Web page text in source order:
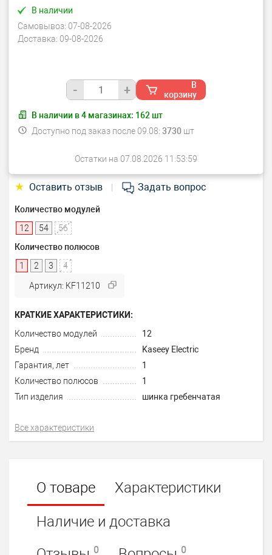
В наличии
Самовывоз: 07-08-2026
Доставка: 09-08-2026
- +
В
корзину
В наличии в4 магазинах: 162 шт
Доступно под заказ после 09.08: 3730шт
Остатки на 07.08.2026 11:53:59
★ Оставить отзыв Задать вопрос
Количество модулей
12
54
56
Количество полюсов
1
2 3 4
Артикул: KF11210
КРАТКИЕ ХАРАКТЕРИСТИКИ:
Количество модулей
12
Бренд
Kaseey Electric
Гарантия, лет
1
Количество полюсов
1
Тип изделия
шинка гребенчатая
Все характеристики
О товаре
Характеристики
Наличие и доставка
0 0